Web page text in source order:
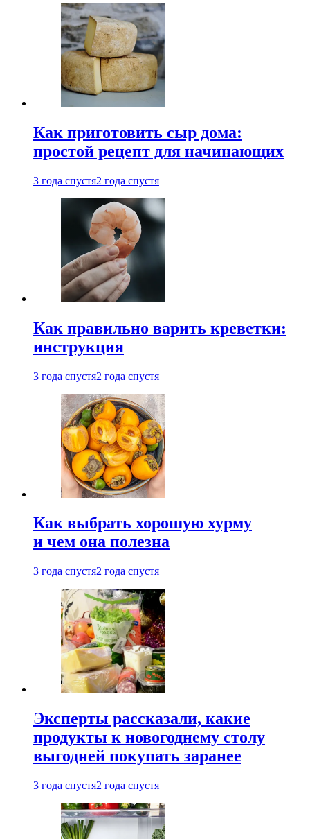
Как приготовить сыр дома:
простой рецепт для начинающих
3 года спустя2 года спустя
Как правильно варить креветки:
инструкция
3 года спустя2 года спустя
Как выбрать хорошую хурму
и чем она полезна
3 года спустя2 года спустя
Эксперты рассказали, какие
продукты к новогоднему столу
выгодней покупать заранее
3 года спустя2 года спустя